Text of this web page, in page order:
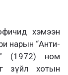
хэмээн
нарын “Анти-
(1972) ном
зүйл хотын